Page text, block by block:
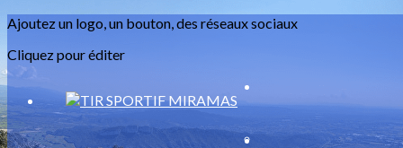
Exporter les lignes sélectionnées
Exporter toutes les colonnes
Exporter uniquement les colonnes affichées
Menu
<
>
Ajoutez un logo, un bouton, des réseaux sociaux
Cliquez pour éditer